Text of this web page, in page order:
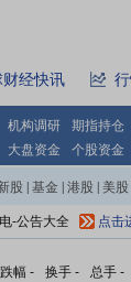
财经快讯
机构调研 期指持仓
大盘资金 个股资金
股 基金 港股 美股
-公告大全 点击
幅 - 换手 - 总手 -